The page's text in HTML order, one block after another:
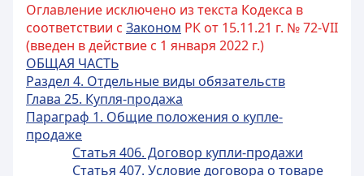
Оглавление исключено из текста Кодекса в
соответствии с Законом РК от 15.11.21 г. № 72-VIІ
(введен в действие с 1 января 2022 г.)
ОБЩАЯ ЧАСТЬ
Раздел 4. Отдельные виды обязательств
Глава 25. Купля-продажа
Параграф 1. Общие положения о купле-
продаже
Статья 406. Договор купли-продажи
Статья 407. Условие договора о товаре